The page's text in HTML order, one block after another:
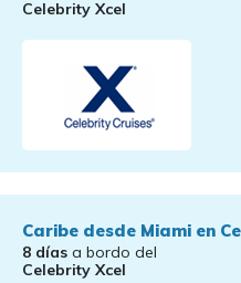
Celebrity Xcel
Caribe desde Miami en
8 días a bordo del
Celebrity Xcel